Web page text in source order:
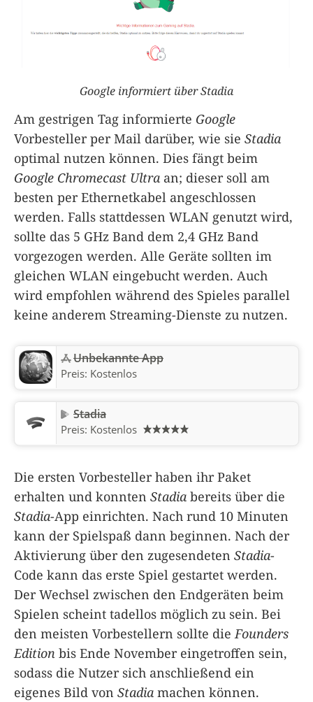
Google informiert über Stadia
Am gestrigen Tag informierte Google
Vorbesteller per Mail darüber, wie sie Stadia
optimal nutzen können. Dies fängt beim
Google Chromecast Ultra an; dieser soll am
besten per Ethernetkabel angeschlossen
werden. Falls stattdessen WLAN genutzt wird,
sollte das 5 GHz Band dem 2,4 GHz Band
vorgezogen werden. Alle Geräte sollten im
gleichen WLAN eingebucht werden. Auch
wird empfohlen während des Spieles parallel
keine anderem Streaming-Dienste zu nutzen.
Unbekannte App
Preis: Kostenlos
Stadia
Preis: Kostenlos
Die ersten Vorbesteller haben ihr Paket
erhalten und konnten Stadia bereits über die
Stadia-App einrichten. Nach rund 10 Minuten
kann der Spielspaß dann beginnen. Nach der
Aktivierung über den zugesendeten Stadia-
Code kann das erste Spiel gestartet werden.
Der Wechsel zwischen den Endgeräten beim
Spielen scheint tadellos möglich zu sein. Bei
den meisten Vorbestellern sollte dieFounders
Edition bis Ende November eingetroffen sein,
sodass die Nutzer sich anschließend ein
eigenes Bild von Stadia machen können.